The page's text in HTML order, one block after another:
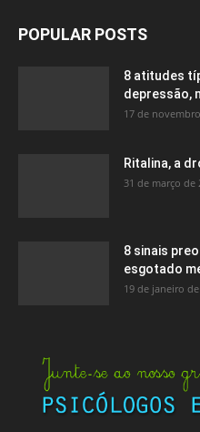
POPULAR POSTS
8 atitudes
depressão,
17 de
Ritalina, a
31 de março de
8 sinais
esgotado
19 de janeiro